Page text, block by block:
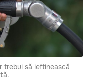
trebui să ieftinească